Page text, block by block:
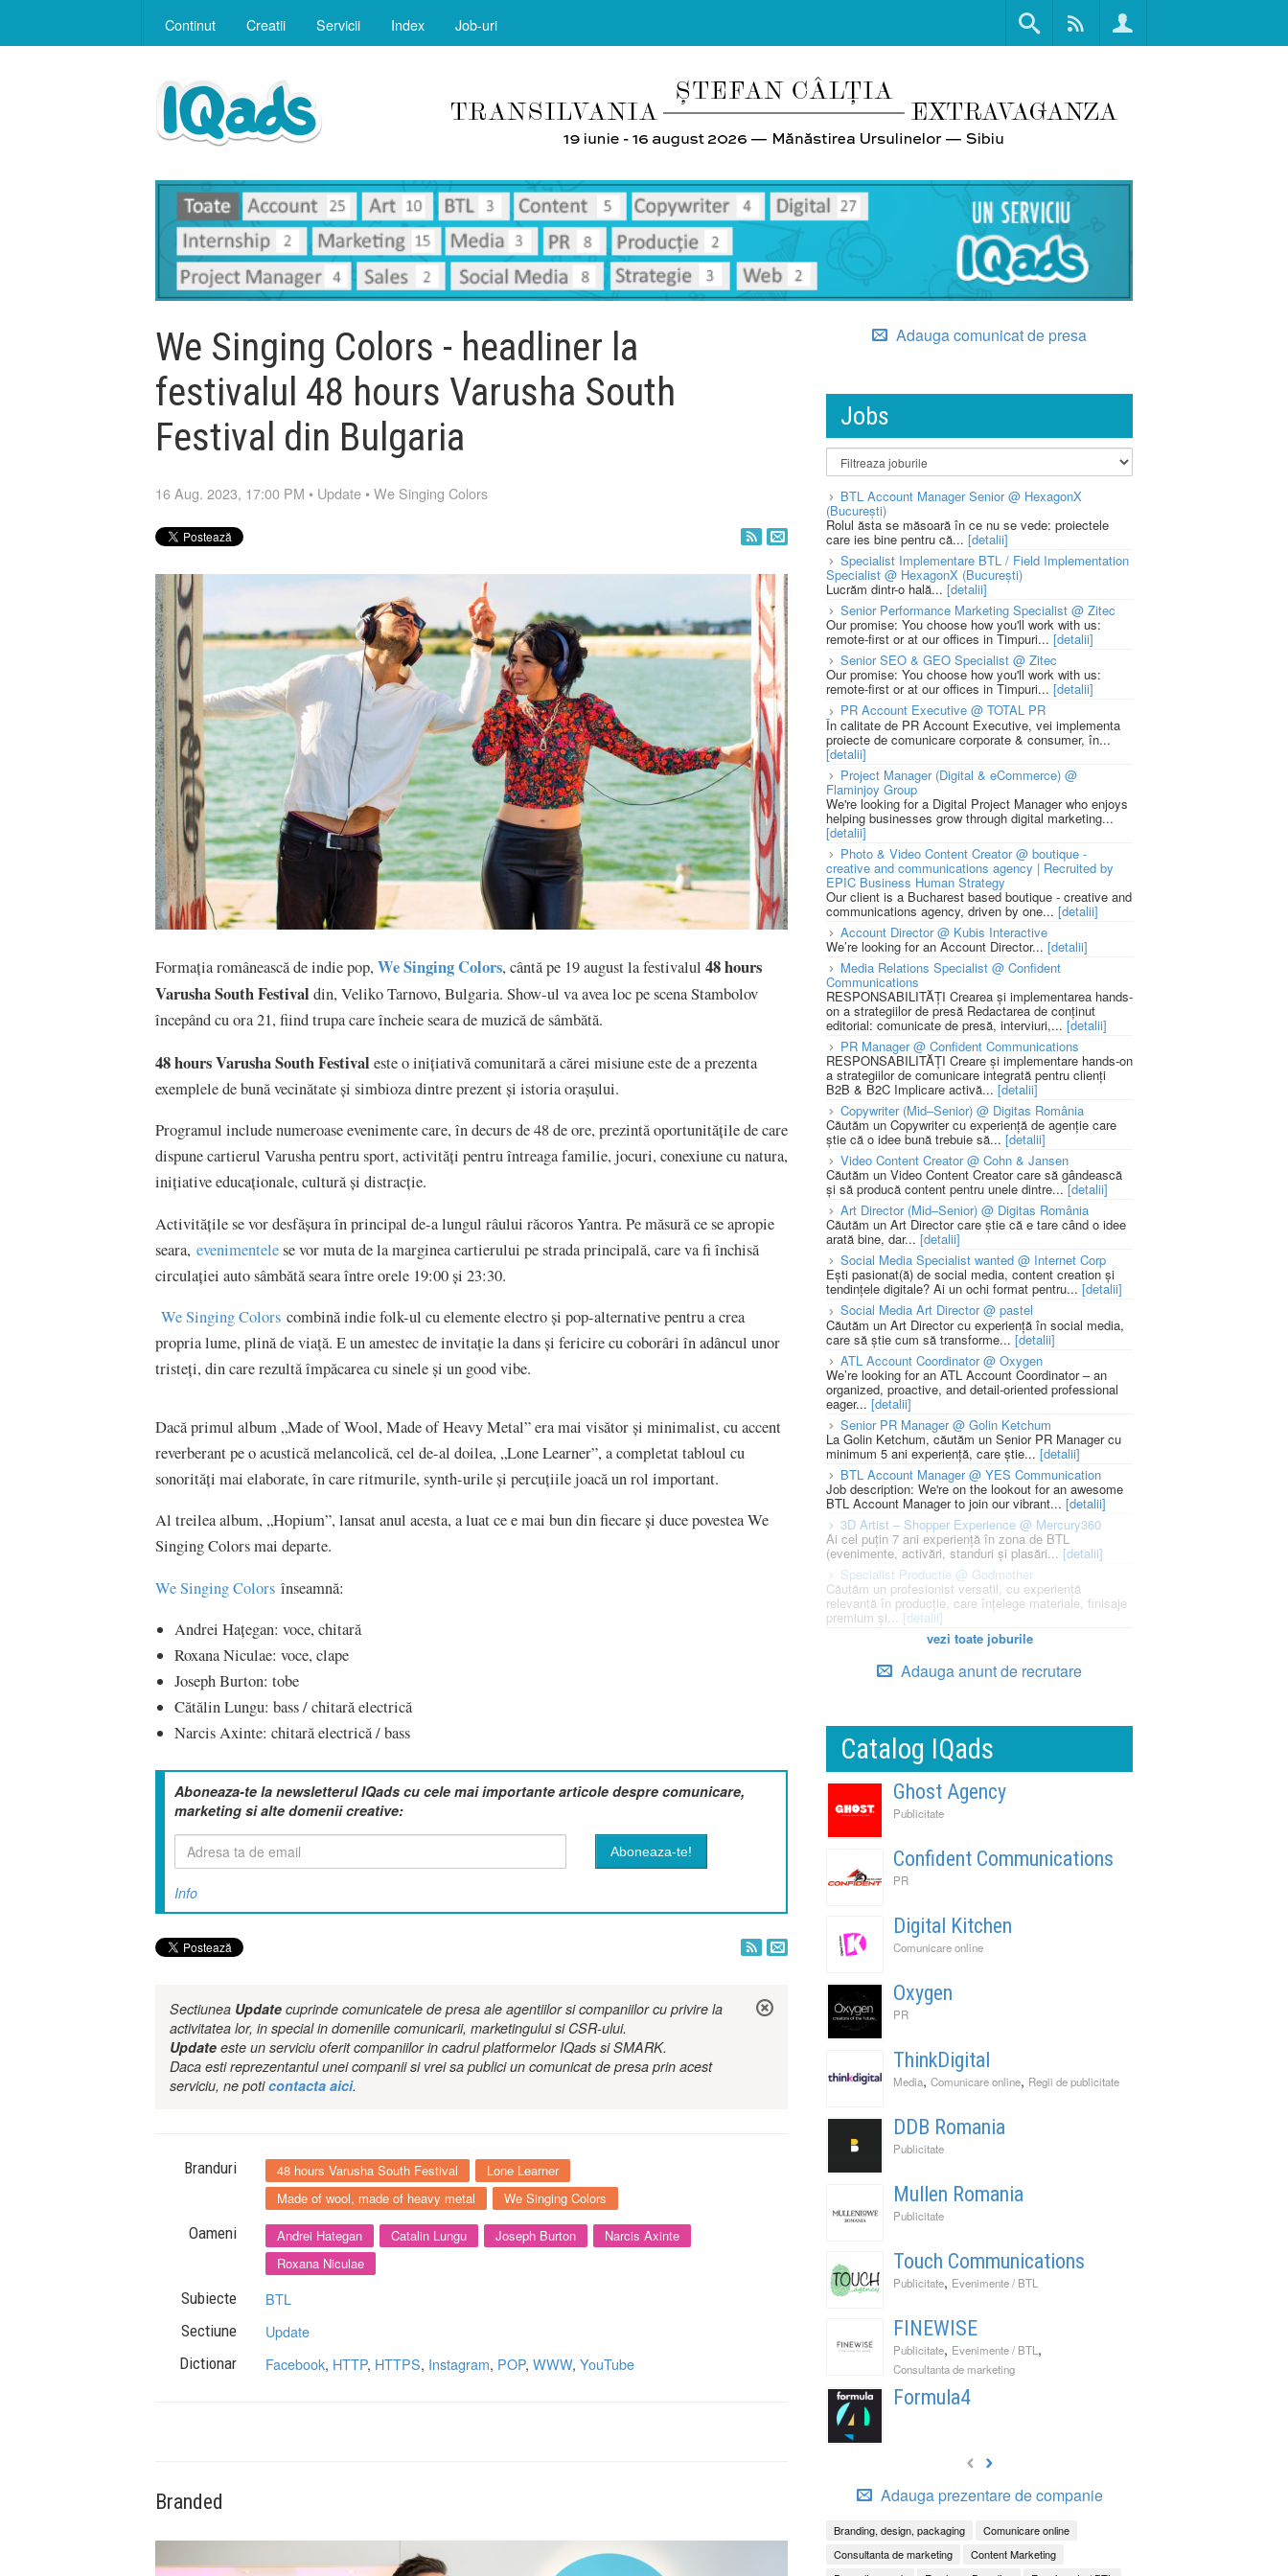
Continut Creatii Servicii Index Job-uri
We Singing Colors - headliner la
festivalul 48 hours Varusha South
Festival din Bulgaria
16 Aug. 2023, 17:00 PM • Update •We Singing Colors
Formația românească de indie pop, We Singing Colors, cântă pe 19 august la festivalul 48 hours
Varusha South Festival din, Veliko Tarnovo, Bulgaria. Show-ul va avea loc pe scena Stambolov
începând cu ora 21, fiind trupa care încheie seara de muzică de sâmbătă.
48 hours Varusha South Festival este o inițiativă comunitară a cărei misiune este de a prezenta
exemplele de bună vecinătate și simbioza dintre prezent și istoria orașului.
Programul include numeroase evenimente care, în decurs de 48 de ore, prezintă oportunitățile de care
dispune cartierul Varusha pentru sport, activități pentru întreaga familie, jocuri, conexiune cu natura,
inițiative educaționale, cultură și distracție.
Activitățile se vor desfășura în principal de-a lungul râului răcoros Yantra. Pe măsură ce se apropie
seara, evenimentelese vor muta de la marginea cartierului pe strada principală, care va fi închisă
circulației auto sâmbătă seara între orele 19:00 și 23:30.
We Singing Colors combină indie folk-ul cu elemente electro și pop-alternative pentru a crea
propria lume, plină de viață. E un amestec de invitație la dans și fericire cu coborâri în adâncul unor
tristeți, din care rezultă împăcarea cu sinele și un good vibe.
Dacă primul album „Made of Wool, Made of Heavy Metal” era mai visător și minimalist, cu accent
reverberant pe o acustică melancolică, cel de-al doilea, „Lone Learner”, a completat tabloul cu
sonorități mai elaborate, în care ritmurile, synth-urile și percuțiile joacă un rol important.
Al treilea album, „Hopium”, lansat anul acesta, a luat ce e mai bun din fiecare și duce povestea We
Singing Colors mai departe.
We Singing Colors înseamnă:
Andrei Hațegan: voce, chitară
Roxana Niculae: voce, clape
Joseph Burton: tobe
Cătălin Lungu: bass / chitară electrică
Narcis Axinte: chitară electrică / bass
Aboneaza-te la newsletterul IQads cu cele mai importante articole despre comunicare,
marketing si alte domenii creative:
Info
Sectiunea Update cuprinde comunicatele de presa ale agentiilor si companiilor cu privire la
activitatea lor, in special in domeniile comunicarii, marketingului si CSR-ului.
Update este un serviciu oferit companiilor in cadrul platformelor IQads si SMARK.
Daca esti reprezentantul unei companii si vrei sa publici un comunicat de presa prin acest
serviciu, ne poticontacta aici.
Branduri 48 hours Varusha South Festival
Lone Learner
Made of wool, made of heavy metal
We Singing Colors
Oameni Andrei Hategan Catalin Lungu Joseph Burton
Narcis Axinte
Roxana Niculae
Subiecte BTL
Sectiune Update
Dictionar Facebook, HTTP, HTTPS, Instagram, POP, WWW, YouTube
Branded
Adauga comunicat de presa
Jobs
BTL Account Manager Senior @ HexagonX
(București)
Rolul ăsta se măsoară în ce nu se vede: proiectele
care ies bine pentru că... [detalii]
Specialist Implementare BTL / Field Implementation
Specialist @ HexagonX (București)
Lucrăm dintr-o hală... [detalii]
Senior Performance Marketing Specialist @ Zitec
Our promise: You choose how you'll work with us:
remote-first or at our offices in Timpuri... [detalii]
Senior SEO & GEO Specialist @ Zitec
Our promise: You choose how you'll work with us:
remote-first or at our offices in Timpuri... [detalii]
PR Account Executive @ TOTAL PR
În calitate de PR Account Executive, vei implementa
proiecte de comunicare corporate & consumer, în...
[detalii]
Project Manager (Digital & eCommerce) @
Flaminjoy Group
We're looking for a Digital Project Manager who enjoys
helping businesses grow through digital marketing...
[detalii]
Photo & Video Content Creator @ boutique -
creative and communications agency | Recruited by
EPIC Business Human Strategy
Our client is a Bucharest based boutique - creative and
communications agency, driven by one... [detalii]
Account Director @ Kubis Interactive
We’re looking for an Account Director... [detalii]
Media Relations Specialist @ Confident
Communications
RESPONSABILITĂȚI Crearea și implementarea hands-
on a strategiilor de presă Redactarea de conținut
editorial: comunicate de presă, interviuri,... [detalii]
PR Manager @ Confident Communications
RESPONSABILITĂȚI Creare și implementare hands-on
a strategiilor de comunicare integrată pentru clienți
B2B & B2C Implicare activă... [detalii]
Copywriter (Mid–Senior) @ Digitas România
Căutăm un Copywriter cu experiență de agenție care
știe că o idee bună trebuie să... [detalii]
Video Content Creator @ Cohn & Jansen
Căutăm un Video Content Creator care să gândească
și să producă content pentru unele dintre... [detalii]
Art Director (Mid–Senior) @ Digitas România
Căutăm un Art Director care știe că e tare când o idee
arată bine, dar... [detalii]
Social Media Specialist wanted @ Internet Corp
Ești pasionat(ă) de social media, content creation și
tendințele digitale? Ai un ochi format pentru... [detalii]
Social Media Art Director @ pastel
Căutăm un Art Director cu experiență în social media,
care să știe cum să transforme... [detalii]
ATL Account Coordinator @ Oxygen
We’re looking for an ATL Account Coordinator – an
organized, proactive, and detail-oriented professional
eager... [detalii]
Senior PR Manager @ Golin Ketchum
La Golin Ketchum, căutăm un Senior PR Manager cu
minimum 5 ani experiență, care știe... [detalii]
BTL Account Manager @ YES Communication
Job description: We're on the lookout for an awesome
BTL Account Manager to join our vibrant... [detalii]
3D Artist – Shopper Experience @ Mercury360
Ai cel puțin 7 ani experiență în zona de BTL
(evenimente, activări, standuri și plasări... [detalii]
Specialist Productie @ Godmother
Căutăm un profesionist versatil, cu experiență
relevantă în producție, care înțelege materiale, finisaje
premium și... [detalii]
vezi toate joburile
Adauga anunt de recrutare
Catalog IQads
Ghost Agency
Publicitate
Confident Communications
PR
Digital Kitchen
Comunicare online
Oxygen
PR
ThinkDigital
Media, Comunicare online, Regii de publicitate
DDB Romania
Publicitate
Mullen Romania
Publicitate
Touch Communications
Publicitate, Evenimente / BTL
FINEWISE
Publicitate, Evenimente / BTL ,
Consultanta de marketing
Formula4
Adauga prezentare de companie
Branding, design, packaging
Comunicare online
Consultanta de marketing
Content Marketing